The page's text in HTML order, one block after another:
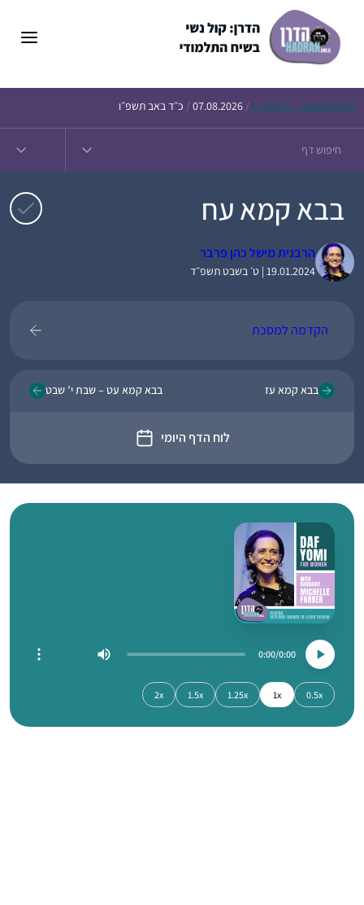
Today’s Daf – זבחים נ״ו /
07.08.2026
/ כ״ד באב תשפ״ו
בבא קמא עח
הרבנית מישל כהן פרבר
19.01.2024 | ט׳ בשבט תשפ״ד
הקדמה למסכת
בבא קמא עז
לוח הדף היומי
בבא קמא עט – שבת י’ שבט
0:00
0:00
0.5x
1x
1.25x
1.5x
2x